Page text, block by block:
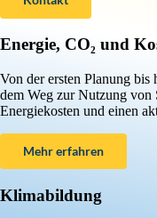
Energie, CO₂ und
Von der ersten Planung
dem Weg zur Nutzung von
Energiekosten und einen
Mehr erfahren
Klimabildung